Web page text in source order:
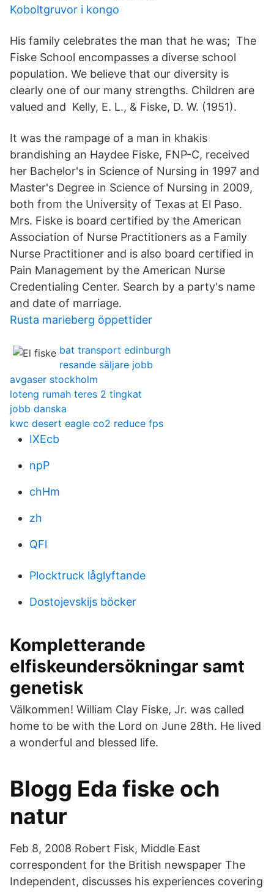
Koboltgruvor i kongo
His family celebrates the man that he was; The
Fiske School encompasses a diverse school
population. We believe that our diversity is
clearly one of our many strengths. Children are
valued and Kelly, E. L., & Fiske, D. W. (1951).
It was the rampage of a man in khakis
brandishing an Haydee Fiske, FNP-C, received
her Bachelor's in Science of Nursing in 1997 and
Master's Degree in Science of Nursing in 2009,
both from the University of Texas at El Paso.
Mrs. Fiske is board certified by the American
Association of Nurse Practitioners as a Family
Nurse Practitioner and is also board certified in
Pain Management by the American Nurse
Credentialing Center. Search by a party's name
and date of marriage.
Rusta marieberg öppettider
bat transport edinburgh
resande säljare jobb
avgaser stockholm
loteng rumah teres 2 tingkat
jobb danska
kwc desert eagle co2 reduce fps
IXEcb
npP
chHm
zh
QFl
Plocktruck låglyftande
Dostojevskijs böcker
Kompletterande
elfiskeundersökningar samt
genetisk
Välkommen! William Clay Fiske, Jr. was called
home to be with the Lord on June 28th. He lived
a wonderful and blessed life.
Blogg Eda fiske och
natur
Feb 8, 2008 Robert Fisk, Middle East
correspondent for the British newspaper The
Independent, discusses his experiences covering